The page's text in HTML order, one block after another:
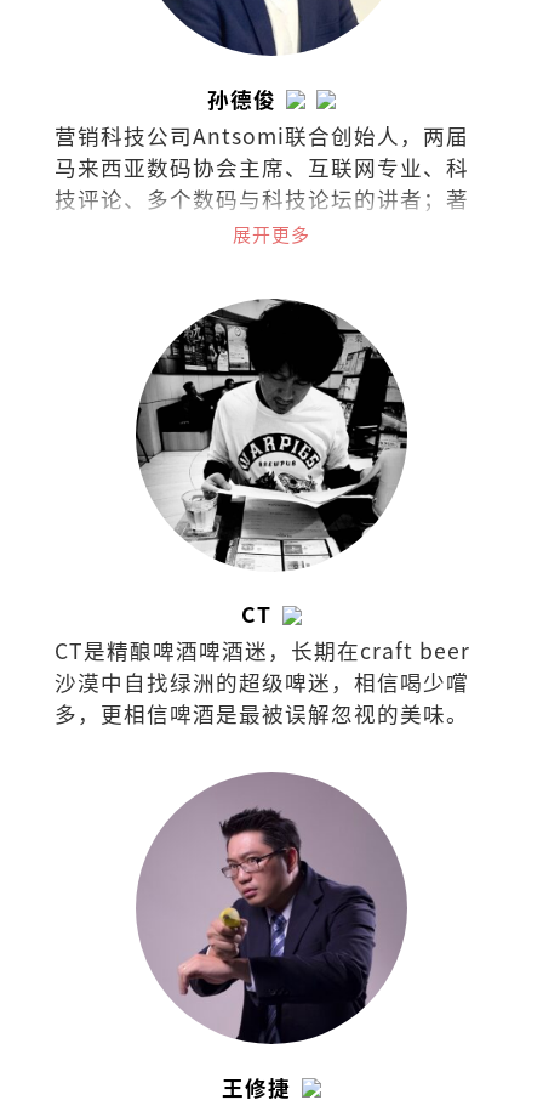
孙德俊
营销科技公司Antsomi联合创始人，两届
马来西亚数码协会主席、互联网专业、科
技评论、多个数码与科技论坛的讲者；著
有《AI时代2053》、《数码时代：48个生
展开更多
CT
CT是精酿啤酒啤酒迷，长期在craft beer
沙漠中自找绿洲的超级啤迷，相信喝少嚐
多，更相信啤酒是最被误解忽视的美味。
王修捷